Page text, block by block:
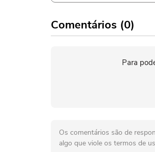
Comentários (0)
Para
Os comentários são de
algo que viole os termos de